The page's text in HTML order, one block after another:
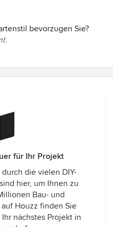
bevorzugen Sie?
für Ihr Projekt
die vielen DIY-
hier, um Ihnen zu
Bau- und
Houzz finden Sie
nächstes Projekt in